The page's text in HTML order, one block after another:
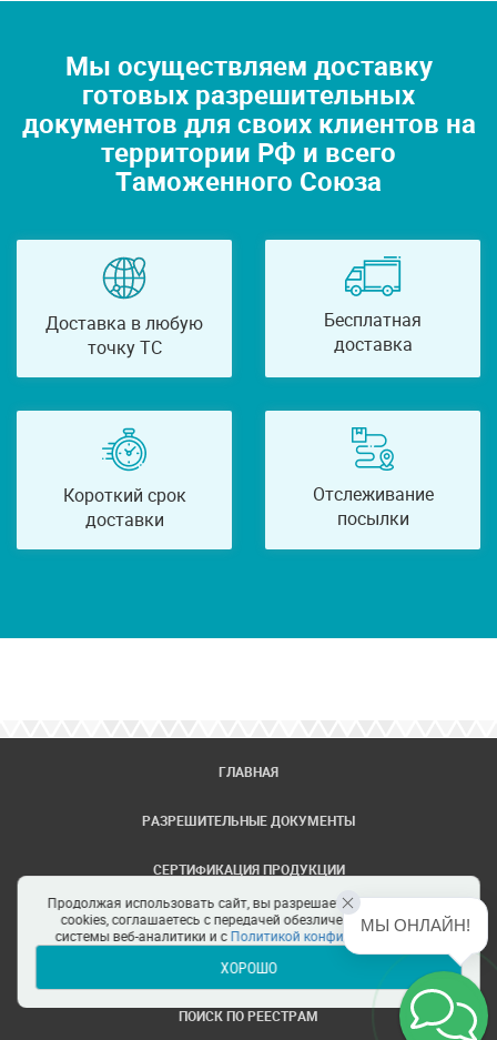
Мы осуществляем доставку
готовых разрешительных
документов для своих клиентов на
территории РФ и всего
Таможенного Союза
Доставка в любую
точку ТС
Бесплатная
доставка
Короткий срок
доставки
Отслеживание
посылки
ГЛАВНАЯ
РАЗРЕШИТЕЛЬНЫЕ ДОКУМЕНТЫ
СЕРТИФИКАЦИЯ ПРОДУКЦИИ
ЗАДАТЬ ВОПРОС
ЦЕНТРЫ СЕРТИФИКАЦИИ
ПОИСК ПО РЕЕСТРАМ
Продолжая использовать сайт, вы разрешаете использование
cookies, соглашаетесь с передачей обезличенных данных в
системы веб-аналитики и сПолитикой конфиденциальности
ХОРОШО
МЫ ОНЛАЙН!